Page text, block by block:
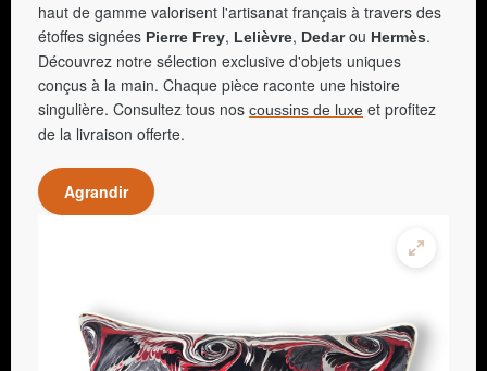
haut de gamme valorisent l'artisanat français à travers des
étoffes signées Pierre Frey, Lelièvre, Dedarou Hermès.
Découvrez notre sélection exclusive d'objets uniques
conçus à la main. Chaque pièce raconte une histoire
singulière. Consultez tous nos coussins de luxe et profitez
de la livraison offerte.
Agrandir